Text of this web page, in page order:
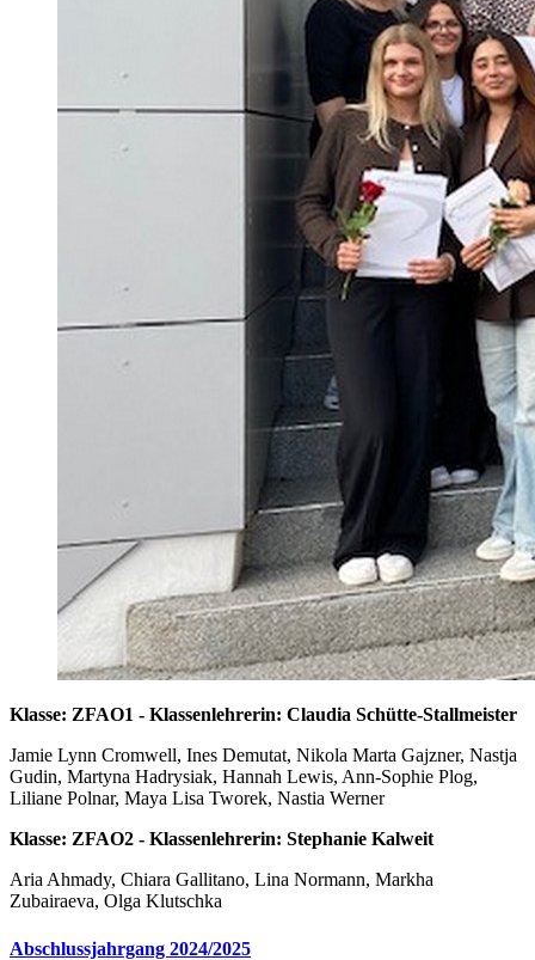
Klasse: ZFAO1 - Klassenlehrerin: Claudia Schütte-Stallmeister
Jamie Lynn Cromwell, Ines Demutat, Nikola Marta Gajzner, Nastja
Gudin, Martyna Hadrysiak, Hannah Lewis, Ann-Sophie Plog,
Liliane Polnar, Maya Lisa Tworek, Nastia Werner
Klasse: ZFAO2 - Klassenlehrerin: Stephanie Kalweit
Aria Ahmady, Chiara Gallitano, Lina Normann, Markha
Zubairaeva, Olga Klutschka
Abschlussjahrgang 2024/2025